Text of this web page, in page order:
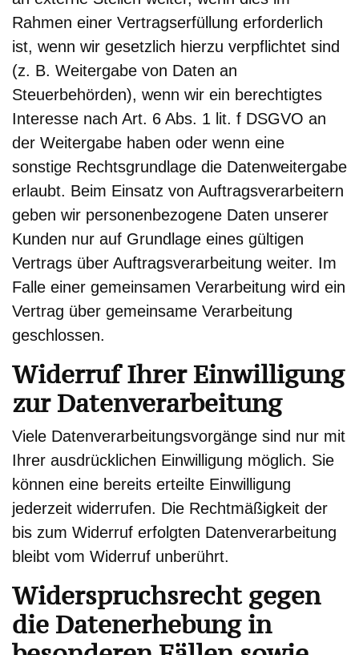
Rahmen einer Vertragserfüllung erforderlich
ist, wenn wir gesetzlich hierzu verpflichtet sind
(z. B. Weitergabe von Daten an
Steuerbehörden), wenn wir ein berechtigtes
Interesse nach Art. 6 Abs. 1 lit. f DSGVO an
der Weitergabe haben oder wenn eine
sonstige Rechtsgrundlage die Datenweitergabe
erlaubt. Beim Einsatz von Auftragsverarbeitern
geben wir personenbezogene Daten unserer
Kunden nur auf Grundlage eines gültigen
Vertrags über Auftragsverarbeitung weiter. Im
Falle einer gemeinsamen Verarbeitung wird ein
Vertrag über gemeinsame Verarbeitung
geschlossen.
Widerruf Ihrer Einwilligung
zur Datenverarbeitung
Viele Datenverarbeitungsvorgänge sind nur mit
Ihrer ausdrücklichen Einwilligung möglich. Sie
können eine bereits erteilte Einwilligung
jederzeit widerrufen. Die Rechtmäßigkeit der
bis zum Widerruf erfolgten Datenverarbeitung
bleibt vom Widerruf unberührt.
Widerspruchsrecht gegen
die Datenerhebung in